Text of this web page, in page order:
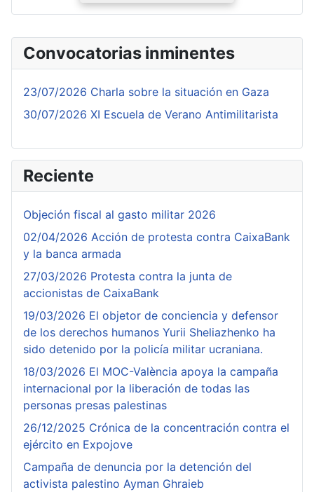
Convocatorias inminentes
23/07/2026 Charla sobre la situación en Gaza
30/07/2026 XI Escuela de Verano Antimilitarista
Reciente
Objeción fiscal al gasto militar 2026
02/04/2026 Acción de protesta contra CaixaBank
y la banca armada
27/03/2026 Protesta contra la junta de
accionistas de CaixaBank
19/03/2026 El objetor de conciencia y defensor
de los derechos humanos Yurii Sheliazhenko ha
sido detenido por la policía militar ucraniana.
18/03/2026 El MOC-València apoya la campaña
internacional por la liberación de todas las
personas presas palestinas
26/12/2025 Crónica de la concentración contra el
ejército en Expojove
Campaña de denuncia por la detención del
activista palestino Ayman Ghraieb